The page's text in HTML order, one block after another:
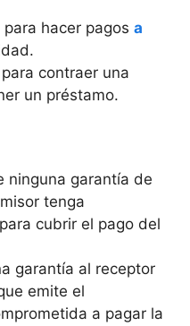
hacer pagos a
contraer una
un préstamo.
ninguna garantía de
tenga
cubrir el pago del
garantía al receptor
emite el
a pagar la